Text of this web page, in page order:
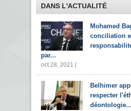
DANS L'ACTUALITÉ
Mohamed
conciliation
par...
oct 28, 2021 |
Belhimer
respecter
déontologie...